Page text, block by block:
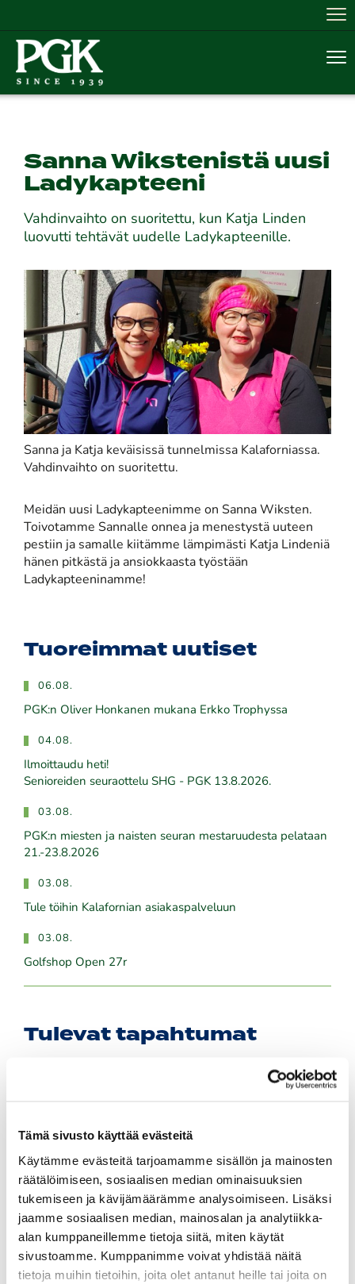
Tämä sivusto käyttää evästeitä
Käytämme evästeitä tarjoamamme sisällön ja mainosten
räätälöimiseen, sosiaalisen median ominaisuuksien
tukemiseen ja kävijämäärämme analysoimiseen. Lisäksi
jaamme sosiaalisen median, mainosalan ja analytiikka-
alan kumppaneillemme tietoja siitä, miten käytät
sivustoamme. Kumppanimme voivat yhdistää näitä
tietoja muihin tietoihin, joita olet antanut heille tai joita on
Sanna Wikstenistä uusi
Ladykapteeni
Vahdinvaihto on suoritettu, kun Katja Linden
luovutti tehtävät uudelle Ladykapteenille.
Sanna ja Katja keväisissä tunnelmissa Kalaforniassa.
Vahdinvaihto on suoritettu.
Meidän uusi Ladykapteenimme on Sanna Wiksten.
Toivotamme Sannalle onnea ja menestystä uuteen
pestiin ja samalle kiitämme lämpimästi Katja Lindeniä
hänen pitkästä ja ansiokkaasta työstään
Ladykapteeninamme!
Tuoreimmat uutiset
06.08.
PGK:n Oliver Honkanen mukana Erkko Trophyssa
04.08.
Ilmoittaudu heti!
​​​​​​​Senioreiden seuraottelu SHG - PGK 13.8.2026.
03.08.
PGK:n miesten ja naisten seuran mestaruudesta pelataan
21.-23.8.2026
03.08.
Tule töihin Kalafornian asiakaspalveluun
03.08.
Golfshop Open 27r
Tulevat tapahtumat
10.08.
Green Card kurssi Ma 10.8. klo 17-21
10.08.
Pariskuntagolf 5/7